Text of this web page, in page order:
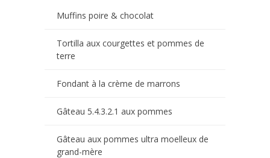
Muffins poire & chocolat
Tortilla aux courgettes et pommes de
terre
Fondant à la crème de marrons
Gâteau 5.4.3.2.1 aux pommes
Gâteau aux pommes ultra moelleux de
grand-mère